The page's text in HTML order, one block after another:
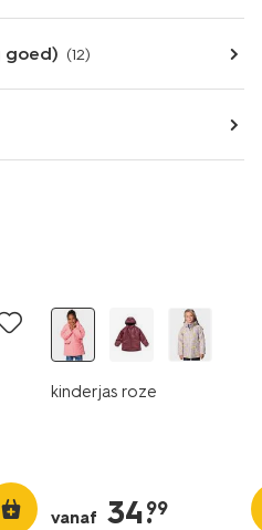
goed) (12)
kinderjas roze
vanaf 34.
99